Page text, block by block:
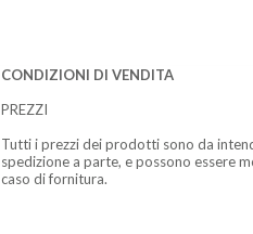
CONDIZIONI DI VENDITA
PREZZI
Tutti i prezzi dei prodotti sono da
spedizione a parte, e possono essere
caso di fornitura.